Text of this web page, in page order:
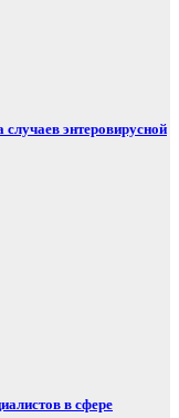
энтеровирусной
в сфере